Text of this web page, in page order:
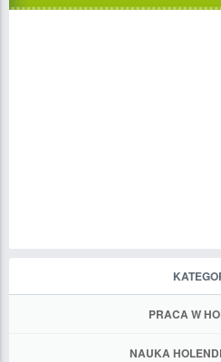
PRACA W
NAUKA